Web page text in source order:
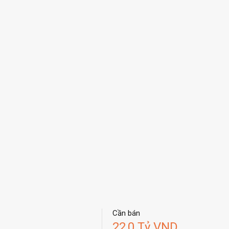
Cần bán